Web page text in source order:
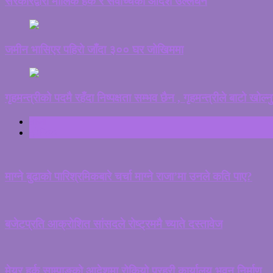
जमीन भासिएर पहिरो जाँदा ३०० घर जोखिममा
गृहमन्त्रीको पदमै रहँदा निष्पक्षता सम्भव छैन , गृहमन्त्रीले बाटो
माग्ने बुढाको पारिश्रमिकबारे चर्चा माग्ने राजा’मा उनले कति पाए?
बजेटप्रति आक्रोशित सांसदले रोष्ट्रममै च्याते दस्तावेज